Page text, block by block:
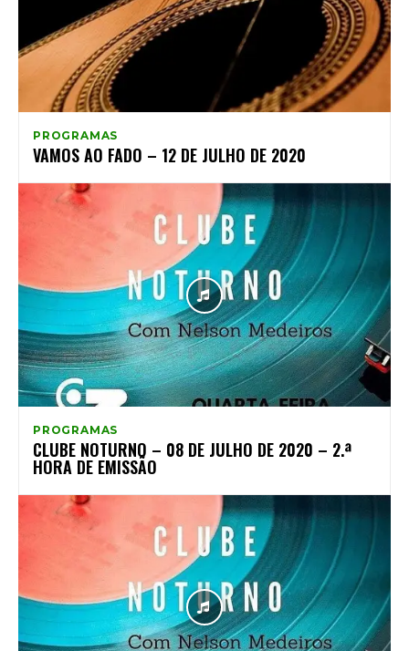
PROGRAMAS
VAMOS AO FADO – 12 DE JULHO DE 2020
PROGRAMAS
CLUBE NOTURNO – 08 DE JULHO DE 2020 – 2.ª
HORA DE EMISSÃO